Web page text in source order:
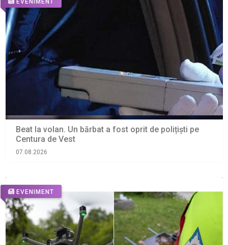
EVENIMENT
Beat la volan. Un bărbat a fost oprit de polițiști pe
Centura de Vest
07.08.2026
EVENIMENT